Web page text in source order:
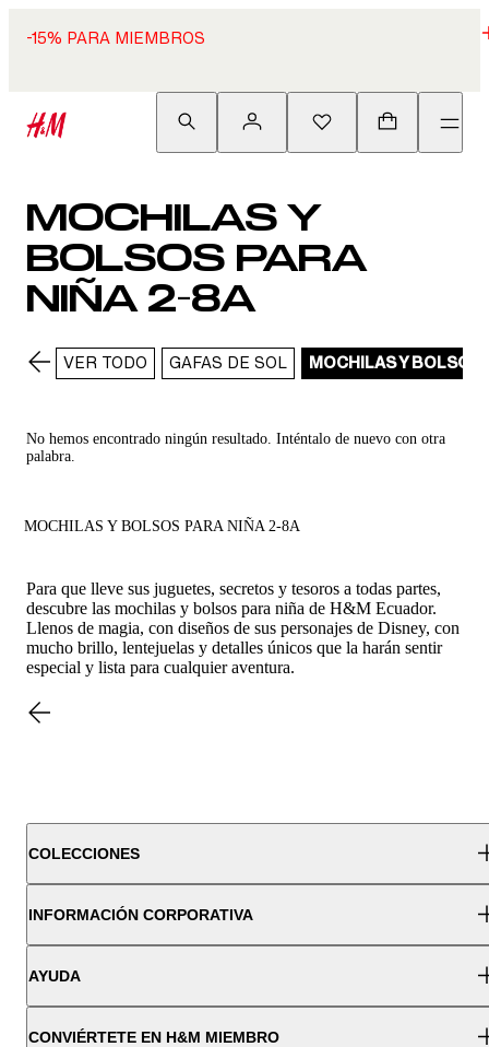
-15% PARA MIEMBROS
MOCHILAS Y
BOLSOS PARA
NIÑA 2-8A
VER TODO GAFAS DE SOL MOCHILAS Y BOLSOS
No hemos encontrado ningún resultado. Inténtalo de nuevo con otra
palabra.
MOCHILAS Y BOLSOS PARA NIÑA 2-8A
Para que lleve sus juguetes, secretos y tesoros a todas partes,
descubre las mochilas y bolsos para niña de H&M Ecuador.
Llenos de magia, con diseños de sus personajes de Disney, con
mucho brillo, lentejuelas y detalles únicos que la harán sentir
especial y lista para cualquier aventura.
COLECCIONES
INFORMACIÓN CORPORATIVA
AYUDA
CONVIÉRTETE EN H&M MIEMBRO